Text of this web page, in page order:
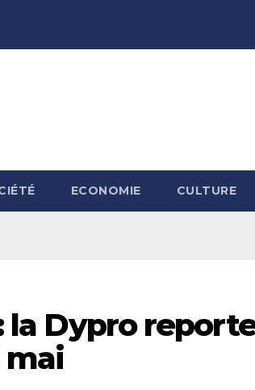
ECONOMIE CULTURE
la Dypro
mai